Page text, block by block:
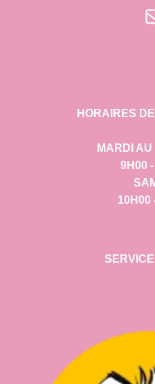
HORAIRES
MARDI AU
9H00
10H00